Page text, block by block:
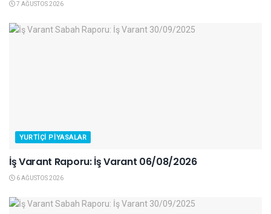
7 AĞUSTOS 2026
YURTIÇI PIYASALAR
İş Varant Raporu: İş Varant 06/08/2026
6 AĞUSTOS 2026